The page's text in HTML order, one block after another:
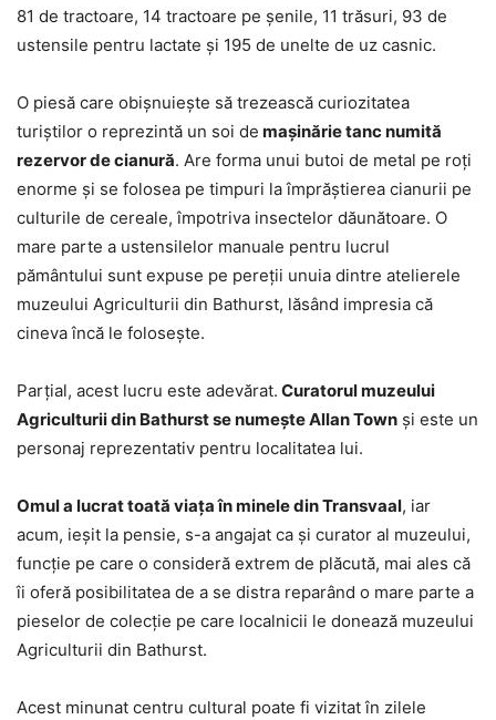
81 de tractoare, 14 tractoare pe şenile, 11 trăsuri, 93 de
ustensile pentru lactate şi 195 de unelte de uz casnic.
O piesă care obişnuieşte să trezească curiozitatea
turiştilor o reprezintă un soi de maşinărie tanc numită
rezervor de cianură. Are forma unui butoi de metal pe roţi
enorme şi se folosea pe timpuri la împrăştierea cianurii pe
culturile de cereale, împotriva insectelor dăunătoare. O
mare parte a ustensilelor manuale pentru lucrul
pământului sunt expuse pe pereţii unuia dintre atelierele
muzeului Agriculturii din Bathurst, lăsând impresia că
cineva încă le foloseşte.
Parţial, acest lucru este adevărat. Curatorul muzeului
Agriculturii din Bathurst se numeşte Allan Town şi este un
personaj reprezentativ pentru localitatea lui.
Omul a lucrat toată viaţa în minele din Transvaal, iar
acum, ieşit la pensie, s-a angajat ca şi curator al muzeului,
funcţie pe care o consideră extrem de plăcută, mai ales că
îi oferă posibilitatea de a se distra reparând o mare parte a
pieselor de colecţie pe care localnicii le donează muzeului
Agriculturii din Bathurst.
Acest minunat centru cultural poate fi vizitat în zilele